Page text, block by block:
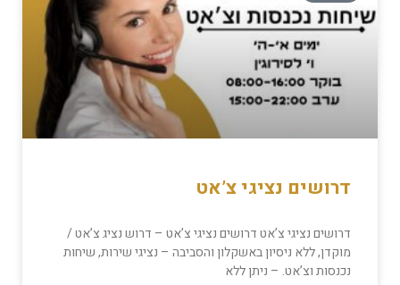
דרושים נציגי צ’אט
דרושים נציגי צ’אט דרושים נציגי צ’אט – דרוש נציג צ’אט /
מוקדן, ללא ניסיון באשקלון והסביבה – נציגי שירות, שיחות
נכנסות וצ’אט. – ניתן ללא